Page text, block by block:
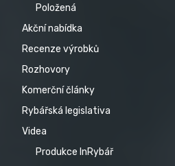
Položená
Akční nabídka
Recenze výrobků
Rozhovory
Komerční články
Rybářská legislativa
Videa
Produkce InRybář